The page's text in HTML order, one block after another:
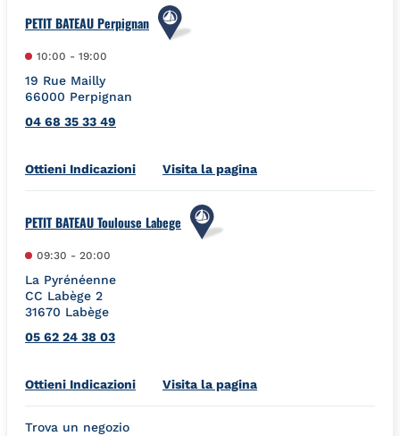
PETIT BATEAU Perpignan
10:00 - 19:00
19 Rue Mailly
66000 Perpignan
04 68 35 33 49
Ottieni IndicazioniLink Opens in New Tab
Visita la pagina
PETIT BATEAU Toulouse Labege
09:30 - 20:00
La Pyrénéenne
CC Labège 2
31670 Labège
05 62 24 38 03
Ottieni IndicazioniLink Opens in New Tab
Visita la pagina
Trova un negozio